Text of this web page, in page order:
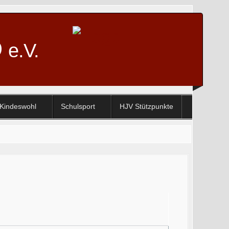
e.V.
Kindeswohl Schulsport HJV Stützpunkte